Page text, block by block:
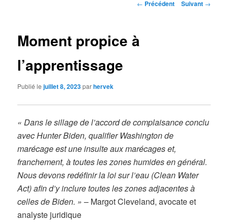
Navigation
← Précédent Suivant →
Moment propice à
l’apprentissage
Publié lejuillet 8, 2023parhervek
« Dans le sillage de l’accord de complaisance conclu
avec Hunter Biden, qualifier Washington de
marécage est une insulte aux marécages et,
franchement, à toutes les zones humides en général.
Nous devons redéfinir la loi sur l’eau (Clean Water
Act) afin d’y inclure toutes les zones adjacentes à
celles de Biden. » – Margot Cleveland, avocate et
analyste juridique